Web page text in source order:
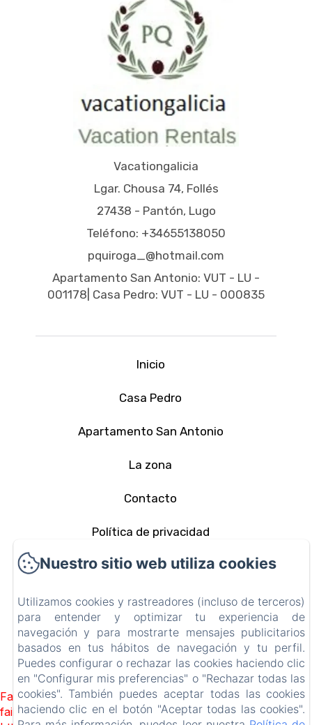
Vacationgalicia
Lgar. Chousa 74, Follés
27438 - Pantón, Lugo
Teléfono: +34655138050
pquiroga_@hotmail.com
Apartamento San Antonio: VUT - LU -
001178| Casa Pedro: VUT - LU - 000835
Inicio
Casa Pedro
Apartamento San Antonio
La zona
Contacto
Política de privacidad
Información legal
Información sobre cookies
EN FR ES IT DE PT
Desarrollado con Amenitiz
Failed to load BookingEngine/index: Loading chunk 1322
failed. (missing:
Nuestro sitio web utiliza cookies
Utilizamos cookies y rastreadores (incluso de terceros)
para entender y optimizar tu experiencia de
navegación y para mostrarte mensajes publicitarios
basados en tus hábitos de navegación y tu perfil.
Puedes configurar o rechazar las cookies haciendo clic
en "Configurar mis preferencias" o "Rechazar todas las
cookies". También puedes aceptar todas las cookies
haciendo clic en el botón "Aceptar todas las cookies".